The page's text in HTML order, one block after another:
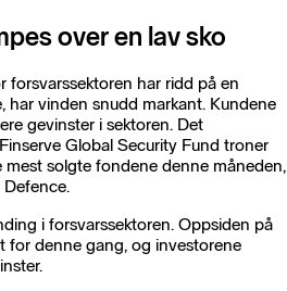
over en lav sko
forsvarssektoren har ridd på en
har vinden snudd markant. Kundene
gevinster i sektoren. Det
Global Security Fund troner
solgte fondene denne måneden,
i forsvarssektoren. Oppsiden på
for denne gang, og investorene